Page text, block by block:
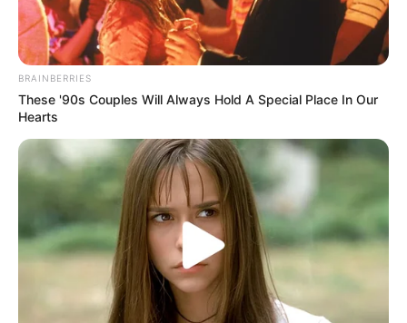
BRAINBERRIES
These '90s Couples Will Always Hold A Special Place In Our
Hearts